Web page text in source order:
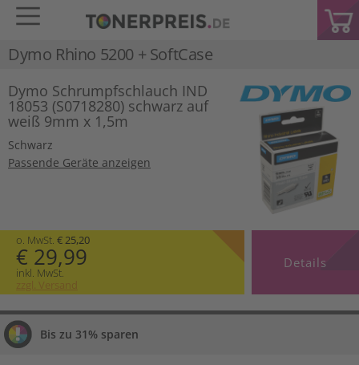
Dymo Rhino 5200 + SoftCase
Dymo Schrumpfschlauch IND
18053 (S0718280) schwarz auf
weiß 9mm x 1,5m
Schwarz
Passende Geräte anzeigen
o. MwSt. € 25,20
€ 29,99
inkl. MwSt.
zzgl. Versand
Details
Bis zu 31% sparen